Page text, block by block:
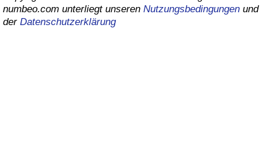
numbeo.com unterliegt unseren Nutzungsbedingungen und
der Datenschutzerklärung
Kriminalitätsindex nach Land